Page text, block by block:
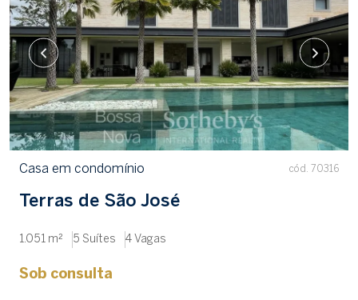
Casa em condomínio cód. 70316
Terras de São José
1.051 m² 5 Suítes 4 Vagas
Sob consulta